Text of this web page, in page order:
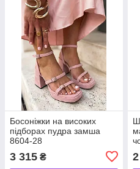
Босоніжки на високих
підборах пудра замша
8604-28
3 315 ₴